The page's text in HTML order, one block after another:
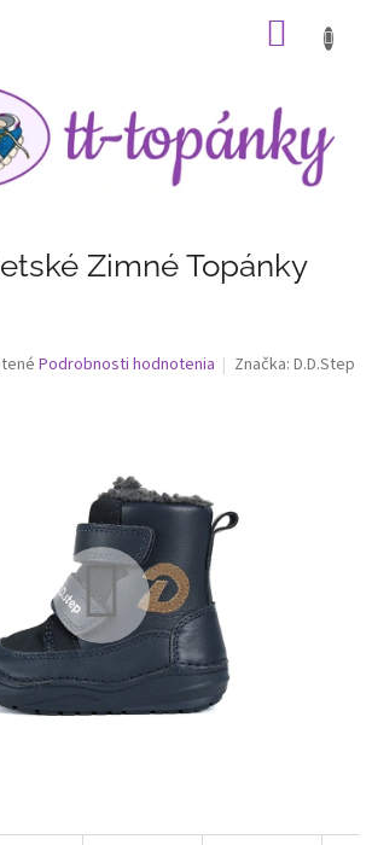
Zimné Topánky
Podrobnosti hodnotenia Značka:D.D.Step